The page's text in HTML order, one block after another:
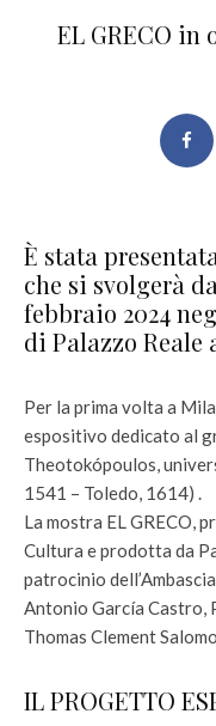
EL GRECO in
È stata
che si svolgerà
febbraio 2024
di Palazzo Reale
Per la prima volta a
espositivo dedicato al
Theotokópoulos,
1541 – Toledo, 1614) .
La mostra EL GRECO,
Cultura e prodotta da
patrocinio
Antonio García Castro,
Thomas Clement
IL PROGETTO